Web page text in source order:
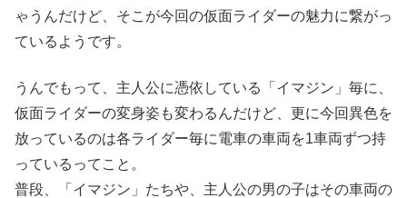
ゃうんだけど、そこが今回の仮面ライダーの魅力に繋がっ
ているようです。
うんでもって、主人公に憑依している「イマジン」毎に、
仮面ライダーの変身姿も変わるんだけど、更に今回異色を
放っているのは各ライダー毎に電車の車両を1車両ずつ持
っているってこと。
普段、「イマジン」たちや、主人公の男の子はその車両の